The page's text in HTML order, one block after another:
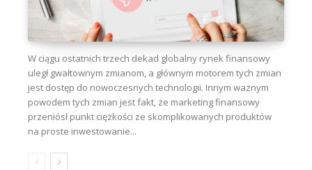
W ciągu ostatnich trzech dekad globalny rynek finansowy
uległ gwałtownym zmianom, a głównym motorem tych zmian
jest dostęp do nowoczesnych technologii. Innym ważnym
powodem tych zmian jest fakt, że marketing finansowy
przeniósł punkt ciężkości ze skomplikowanych produktów
na proste inwestowanie...